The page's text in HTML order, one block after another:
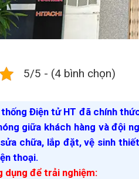
5/5 - (4 bình chọn)
thống Điện tử HT đã chính
giữa khách hàng và đội
chữa, lắp đặt, vệ sinh
thoại.
dụng để trải nghiệm: